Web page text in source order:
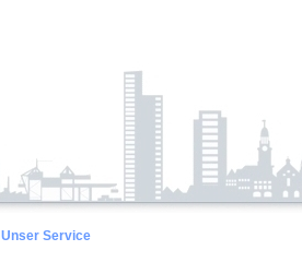
Unser Service